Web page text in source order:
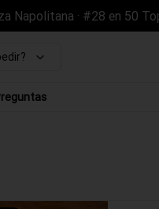
Napolitana · #28 en 50